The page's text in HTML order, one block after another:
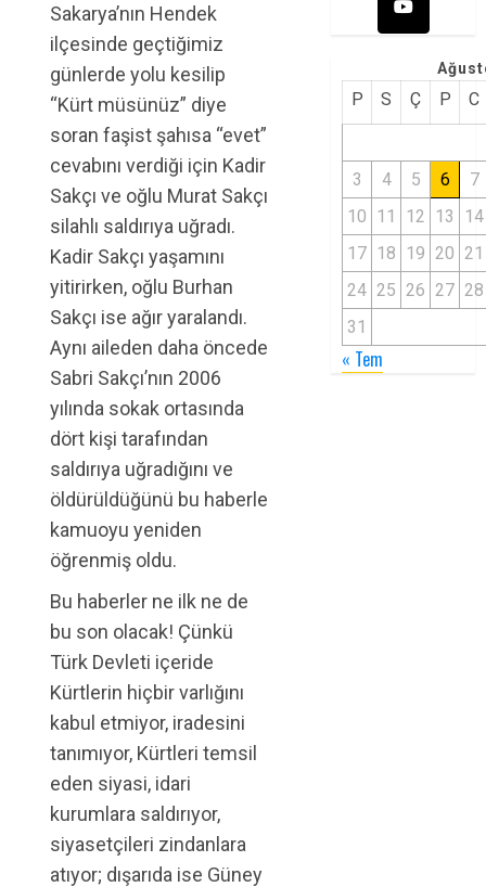
Sakarya’nın Hendek
ilçesinde geçtiğimiz
günlerde yolu kesilip
“Kürt müsünüz” diye
soran faşist şahısa “evet”
cevabını verdiği için Kadir
Sakçı ve oğlu Murat Sakçı
silahlı saldırıya uğradı.
Kadir Sakçı yaşamını
yitirirken, oğlu Burhan
Sakçı ise ağır yaralandı.
Aynı aileden daha öncede
Sabri Sakçı’nın 2006
yılında sokak ortasında
dört kişi tarafından
saldırıya uğradığını ve
öldürüldüğünü bu haberle
kamuoyu yeniden
öğrenmiş oldu.
Bu haberler ne ilk ne de
bu son olacak! Çünkü
Türk Devleti içeride
Kürtlerin hiçbir varlığını
kabul etmiyor, iradesini
tanımıyor, Kürtleri temsil
eden siyasi, idari
kurumlara saldırıyor,
siyasetçileri zindanlara
atıyor; dışarıda ise Güney
P S Ç P C
3 4 5 6
7
10 11 12 13
14
17 18 19 20 21
24 25 26 27 28
31
« Tem